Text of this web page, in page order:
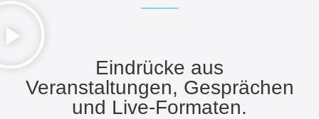
Eindrücke aus
Veranstaltungen, Gesprächen
und Live-Formaten.